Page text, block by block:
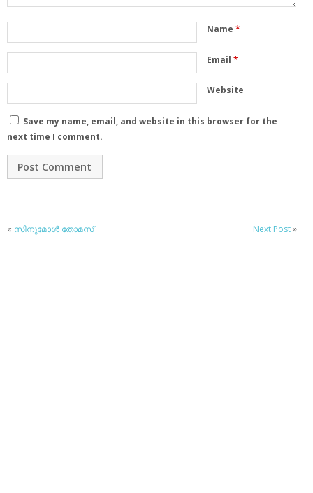
Name *
Email *
Website
Save my name, email, and website in this browser for the
next time I comment.
« സിനുമോള്‍ തോമസ് Next Post»